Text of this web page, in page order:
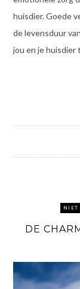
huisdier. Goede
de levensduur
jou en je huisdier
NIET
DE